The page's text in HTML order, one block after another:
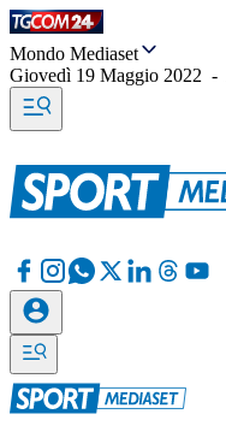
Mondo Mediaset
Giovedì 19 Maggio 2022 -